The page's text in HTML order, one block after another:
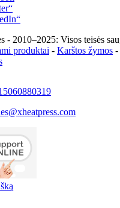
- 2010–2025: Visos teisės
produktai - Karštos žymos -